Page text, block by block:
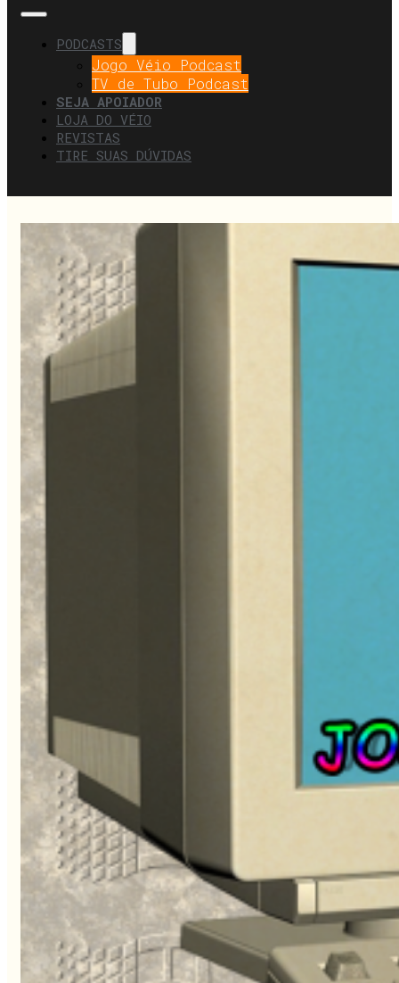
PODCASTS
Jogo Véio Podcast
TV de Tubo Podcast
SEJA APOIADOR
LOJA DO VÉIO
REVISTAS
TIRE SUAS DÚVIDAS